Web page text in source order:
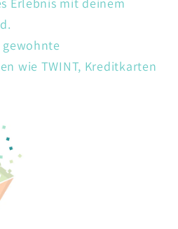
Erlebnis mit deinem
wie TWINT, Kreditkarten